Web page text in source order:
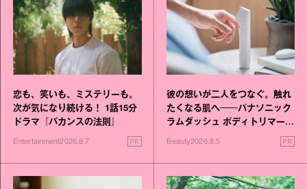
恋も、笑いも、ミステリーも。
次が気になり続ける！ 1話15分
ドラマ『バカンスの法則』
Entertainment2026.8.7 PR
彼の想いが二人をつなぐ。触れ
たくなる肌へ──パナソニック
ラムダッシュ ボディトリマーが
Beauty2026.8.5 PR